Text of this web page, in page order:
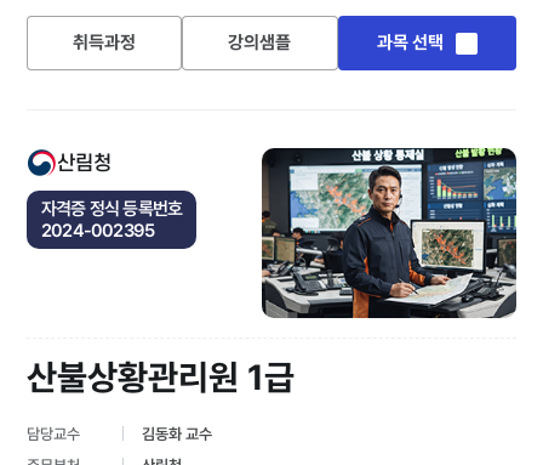
취득과정 강의샘플 과목 선택
산림청
자격증 정식 등록번호
2024-002395
산불상황관리원 1급
담당교수
김동화 교수